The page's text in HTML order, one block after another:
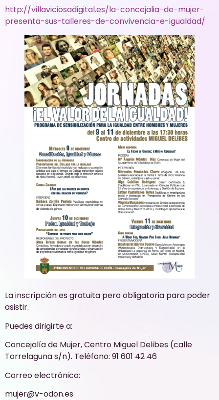
http://villaviciosadigital.es/la-concejalia-de-mujer-
presenta-sus-talleres-de-convivencia-e-igualdad/
La inscripción es gratuita pero obligatoria para poder
asistir.
Puedes dirigirte a:
Concejalía de Mujer, Centro Miguel Delibes (calle
Torrelaguna s/n). Teléfono: 91 601 42 46
Correo electrónico:
mujer@v-odon.es